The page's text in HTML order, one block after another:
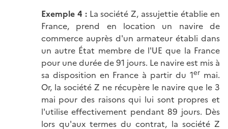
Exemple 4 : La société Z, assujettie établie en
France, prend en location un navire de
commerce auprès d'un armateur établi dans
un autre État membre de l'UE que la France
pour une durée de 91 jours. Le navire est mis à
sa disposition en France à partir du 1er mai.
Or, la société Z ne récupère le navire que le 3
mai pour des raisons qui lui sont propres et
l'utilise effectivement pendant 89 jours. Dès
lors qu'aux termes du contrat, la société Z